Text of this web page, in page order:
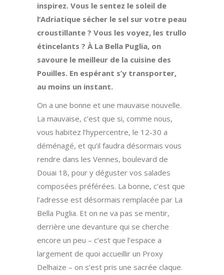
inspirez. Vous le sentez le soleil de
l’Adriatique sécher le sel sur votre peau
croustillante ? Vous les voyez, les trullo
étincelants ? À La Bella Puglia, on
savoure le meilleur de la cuisine des
Pouilles. En espérant s’y transporter,
au moins un instant.
On a une bonne et une mauvaise nouvelle.
La mauvaise, c’est que si, comme nous,
vous habitez l’hypercentre, le 12-30 a
déménagé, et qu’il faudra désormais vous
rendre dans les Vennes, boulevard de
Douai 18, pour y déguster vos salades
composées préférées. La bonne, c’est que
l’adresse est désormais remplacée par La
Bella Puglia. Et on ne va pas se mentir,
derrière une devanture qui se cherche
encore un peu – c’est que l’espace a
largement de quoi accueillir un Proxy
Delhaize – on s’est pris une sacrée claque.